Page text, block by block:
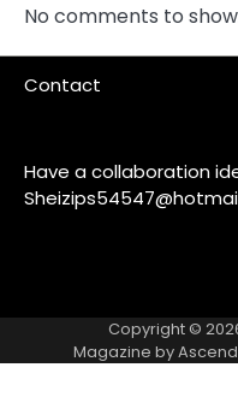
No comments to
Contact
Have a collaboration
Copyright ©
Magazine by